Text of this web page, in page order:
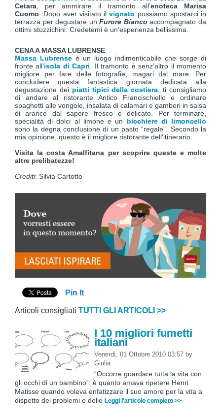
Cetara , per ammirare il tramonto all’enoteca Marisa
Cuomo . Dopo aver visitato ilvigneto possiamo spostarci in
terrazza per degustare unFurore Bianco accompagnato da
ottimi stuzzichini. Credetemi è un’esperienza bellissima.
CENA A MASSA LUBRENSE
Massa Lubrense è un luogo indimenticabile che sorge di
fronte all’isola di Capri . Il tramonto è senz’altro il momento
migliore per fare delle fotografie, magari dal mare. Per
concludere questa fantastica giornata dedicata alla
degustazione dei piatti tipici della costiera , ti consigliamo
di andare al ristorante Antico Francischiello e ordinare
spaghetti alle vongole, insalata di calamari e gamberi in salsa
di arance dal sapore fresco e delicato. Per terminare,
specialità di dolci al limone e un bicchiere di limoncello
sono la degna conclusione di un pasto “regale”. Secondo la
mia opinione, questo è il migliore ristorante dell’itinerario.
Visita la costa Amalfitana per scoprire queste e molte
altre prelibatezze!
Crediti: Silvia Cartotto
Pin It
Articoli consigliati TUTTI GLI ARTICOLI >>
I 10 migliori fumetti
italiani
Venerdì, 01 Ottobre 2010 03:57 by
Giulia
“Occorre guardare tutta la vita con
gli occhi di un bambino”: è quanto amava ripetere Henri
Matisse quando voleva enfatizzare il suo amore per la vita a
dispetto dei problemi e delle Leggi l'articolo completo >>